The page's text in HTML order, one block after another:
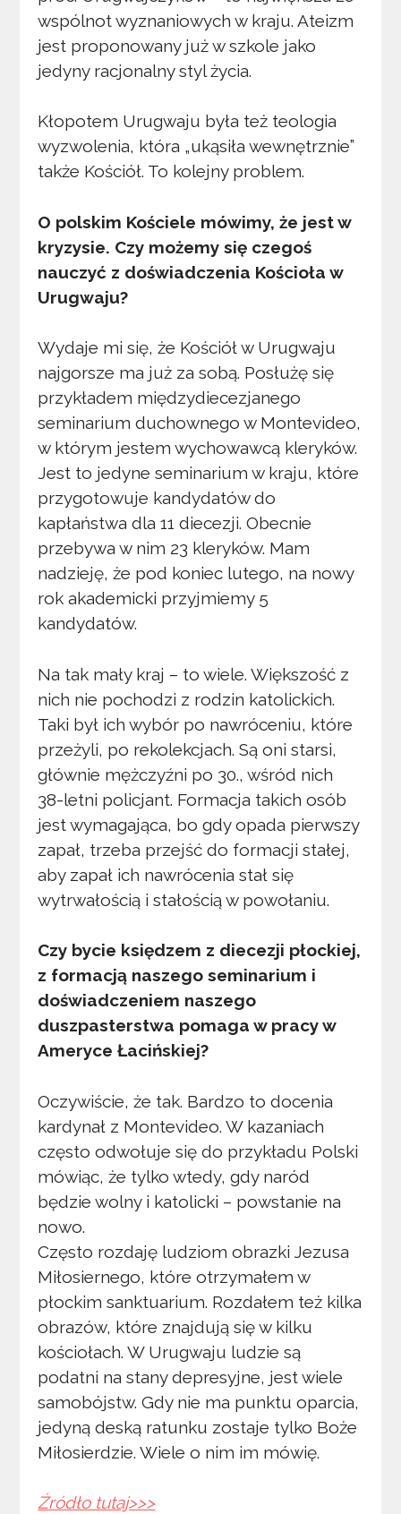
wspólnot wyznaniowych w kraju. Ateizm
jest proponowany już w szkole jako
jedyny racjonalny styl życia.
Kłopotem Urugwaju była też teologia
wyzwolenia, która „ukąsiła wewnętrznie”
także Kościół. To kolejny problem.
O polskim Kościele mówimy, że jest w
kryzysie. Czy możemy się czegoś
nauczyć z doświadczenia Kościoła w
Urugwaju?
Wydaje mi się, że Kościół w Urugwaju
najgorsze ma już za sobą. Posłużę się
przykładem międzydiecezjanego
seminarium duchownego w Montevideo,
w którym jestem wychowawcą kleryków.
Jest to jedyne seminarium w kraju, które
przygotowuje kandydatów do
kapłaństwa dla 11 diecezji. Obecnie
przebywa w nim 23 kleryków. Mam
nadzieję, że pod koniec lutego, na nowy
rok akademicki przyjmiemy 5
kandydatów.
Na tak mały kraj – to wiele. Większość z
nich nie pochodzi z rodzin katolickich.
Taki był ich wybór po nawróceniu, które
przeżyli, po rekolekcjach. Są oni starsi,
głównie mężczyźni po 30., wśród nich
38-letni policjant. Formacja takich osób
jest wymagająca, bo gdy opada pierwszy
zapał, trzeba przejść do formacji stałej,
aby zapał ich nawrócenia stał się
wytrwałością i stałością w powołaniu.
Czy bycie księdzem z diecezji płockiej,
z formacją naszego seminarium i
doświadczeniem naszego
duszpasterstwa pomaga w pracy w
Ameryce Łacińskiej?
Oczywiście, że tak. Bardzo to docenia
kardynał z Montevideo. W kazaniach
często odwołuje się do przykładu Polski
mówiąc, że tylko wtedy, gdy naród
będzie wolny i katolicki – powstanie na
nowo.
Często rozdaję ludziom obrazki Jezusa
Miłosiernego, które otrzymałem w
płockim sanktuarium. Rozdałem też kilka
obrazów, które znajdują się w kilku
kościołach. W Urugwaju ludzie są
podatni na stany depresyjne, jest wiele
samobójstw. Gdy nie ma punktu oparcia,
jedyną deską ratunku zostaje tylko Boże
Miłosierdzie. Wiele o nim im mówię.
Źródło tutaj>>>